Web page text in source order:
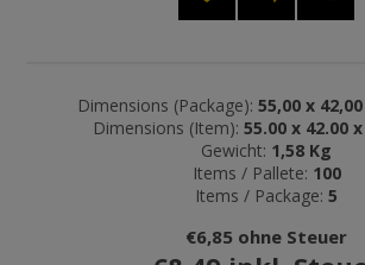
Dimensions (Package): 55,00 x
Dimensions (Item): 55.00 x 42.00
Gewicht: 1,58 Kg
Items / Pallete: 100
Items / Package: 5
€6,85 ohne Steuer